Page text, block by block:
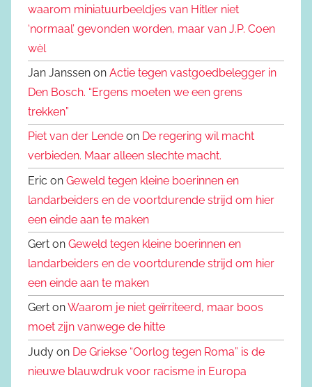
waarom miniatuurbeeldjes van Hitler niet
‘normaal’ gevonden worden, maar van J.P. Coen
wèl
Jan Janssen on Actie tegen vastgoedbelegger in
Den Bosch. “Ergens moeten we een grens
trekken”
Piet van der Lende on De regering wil macht
verbieden. Maar alleen slechte macht.
Eric on Geweld tegen kleine boerinnen en
landarbeiders en de voortdurende strijd om hier
een einde aan te maken
Gert on Geweld tegen kleine boerinnen en
landarbeiders en de voortdurende strijd om hier
een einde aan te maken
Gert onWaarom je niet geïrriteerd, maar boos
moet zijn vanwege de hitte
Judy on De Griekse “Oorlog tegen Roma” is de
nieuwe blauwdruk voor racisme in Europa